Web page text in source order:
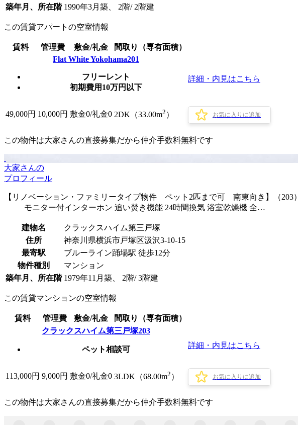
築年月、所在階 1990年3月築、 2階/ 2階建
この賃貸アパートの空室情報
賃料 管理費 敷金/礼金
間取り（専有面積）
Flat White Yokohama201
フリーレント
初期費用10万円以下
詳細・内見はこちら
49,000円 10,000円 敷金0/礼金0 2DK（33.00m2 ） お気に入りに追加
この物件は大家さんの直接募集だから仲介手数料無料です
大家さんの
プロフィール
【リノベーション・ファミリータイプ物件 ペット2匹まで可 南東向き】（203）
モニター付インターホン 追い焚き機能 24時間換気 浴室乾燥機 全…
建物名
クラックスハイム第三戸塚
住所
神奈川県横浜市戸塚区汲沢3-10-15
最寄駅
ブルーライン踊場駅 徒歩12分
物件種別
マンション
築年月、所在階 1979年11月築、 2階/ 3階建
この賃貸マンションの空室情報
賃料 管理費 敷金/礼金
間取り（専有面積）
クラックスハイム第三戸塚203
ペット相談可 詳細・内見はこちら
113,000円 9,000円 敷金0/礼金0 3LDK（68.00m2 ） お気に入りに追加
この物件は大家さんの直接募集だから仲介手数料無料です